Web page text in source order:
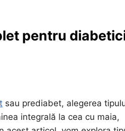
pentru
sau prediabet, alegerea
integrală la cea cu maia,